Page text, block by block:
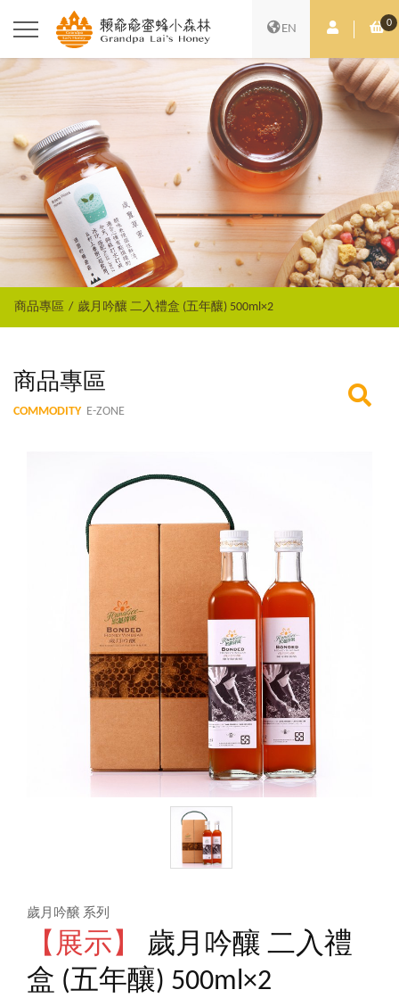
EN 會員中心0
購
商品專區 歲月吟釀 二入禮盒 (五年釀) 500ml×2
商品專區
COMMODITY E-ZONE
歲月吟醸 系列
【展示】
歲月吟釀 二入禮
盒 (五年釀) 500ml×2